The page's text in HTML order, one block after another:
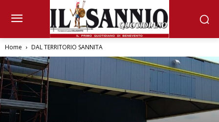
Home DAL TERRITORIO SANNITA